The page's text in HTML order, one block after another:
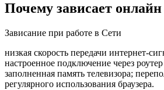
Почему зависает онлайн
Зависание при работе в Сети
низкая скорость передачи интернет-
настроенное подключение через
заполненная память телевизора;
регулярного использования браузера.